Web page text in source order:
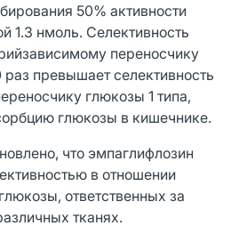
50% активности
1.3 нмоль. Селективность
переносчику
превышает селективность
глюкозы 1 типа,
глюкозы в кишечнике.
что эмпаглифлозин
в отношении
ответственных за
тканях.